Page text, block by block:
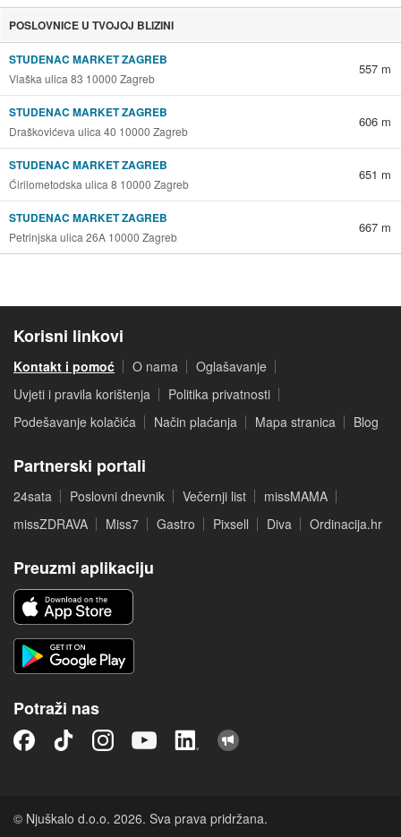
POSLOVNICE U TVOJOJ BLIZINI
STUDENAC MARKET ZAGREB
Vlaška ulica 83 10000 Zagreb
557 m
STUDENAC MARKET ZAGREB
Draškovićeva ulica 40 10000 Zagreb
606 m
STUDENAC MARKET ZAGREB
Ćirilometodska ulica 8 10000 Zagreb
651 m
STUDENAC MARKET ZAGREB
Petrinjska ulica 26A 10000 Zagreb
667 m
Korisni linkovi
Kontakt i pomoć O nama
Oglašavanje
Uvjeti i pravila korištenja
Politika privatnosti
Podešavanje kolačića
Način plaćanja Mapa stranica Blog
Partnerski portali
24sata Poslovni dnevnik Večernji list
missMAMA
missZDRAVA
Miss7 Gastro Pixsell Diva Ordinacija.hr
Preuzmi aplikaciju
Potraži nas
© Njuškalo d.o.o. 2026. Sva prava pridržana.